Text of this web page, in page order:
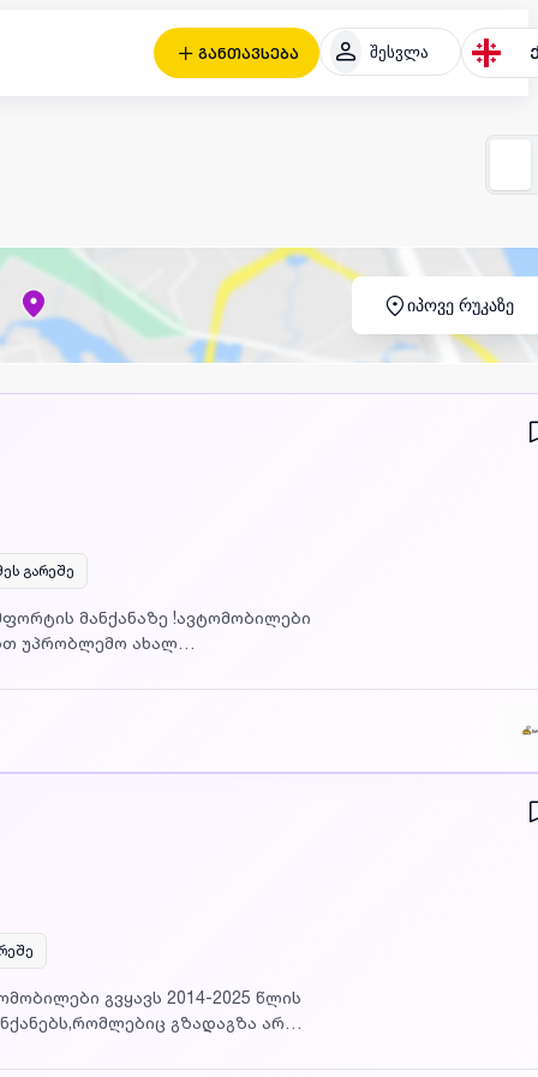
განთავსება შესვლა
იპოვე რუკაზე
გარეშე
მანქანაზე !ავტომობილები
უპრობლემო ახალ
ჩვენს თითოეულ დანაპირებზე
• ერთ მანქანაზე
იწყებს სახლიდან მუშაობას;•
გვყავს 2014-2025 წლის
გზადაგზა არ
ყველაზე კონკურენტულ
ვართ პასუხისმგებელი და ადგილზე